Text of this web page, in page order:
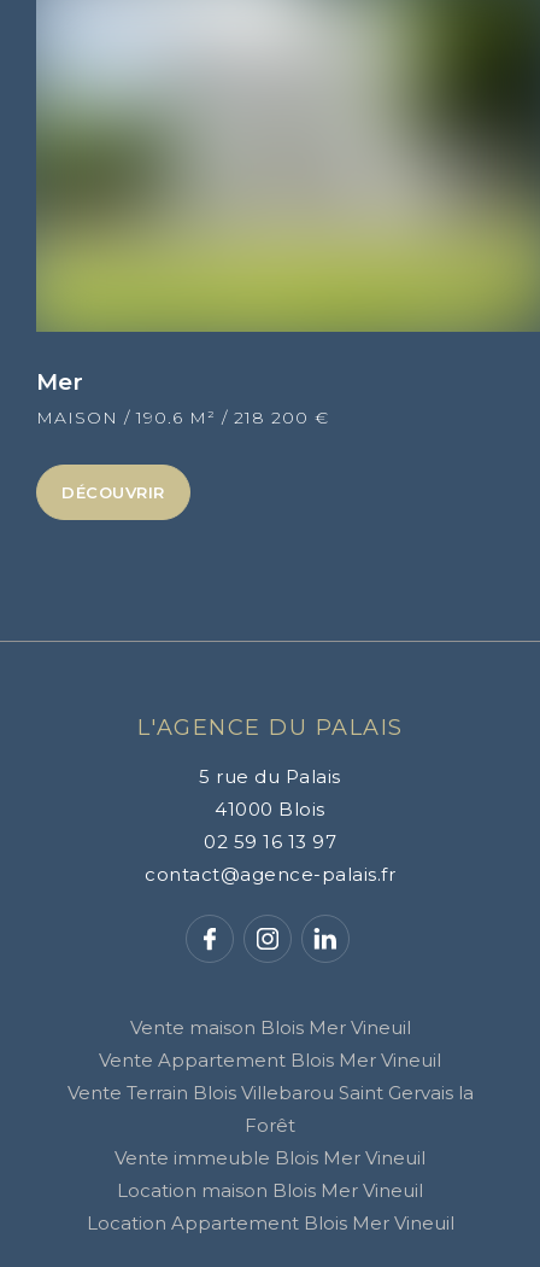
Mer
MAISON / 190.6 M² / 218 200 €
DÉCOUVRIR
L'AGENCE DU PALAIS
5 rue du Palais
41000 Blois
02 59 16 13 97
contact@agence-palais.fr
Vente maison Blois Mer Vineuil
Vente Appartement Blois Mer Vineuil
Vente Terrain Blois Villebarou Saint Gervais la
Forêt
Vente immeuble Blois Mer Vineuil
Location maison Blois Mer Vineuil
Location Appartement Blois Mer Vineuil